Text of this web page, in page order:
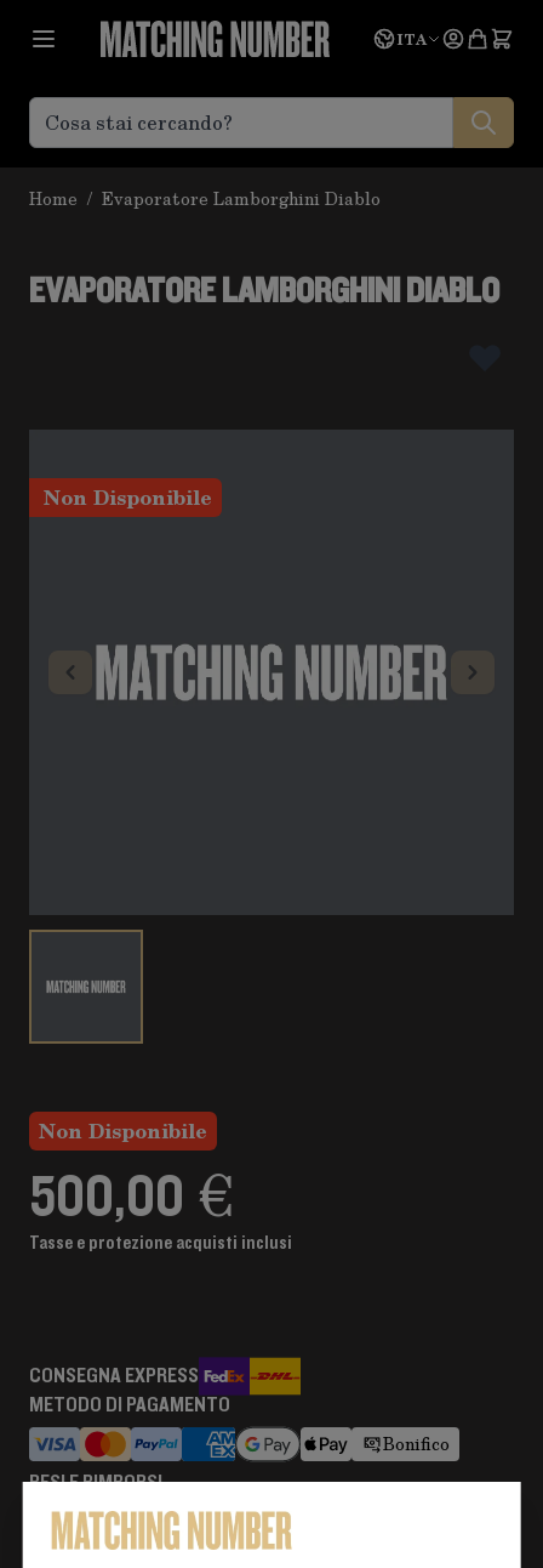
Lingua
ITA
Home / Evaporatore Lamborghini Diablo
EVAPORATORE LAMBORGHINI DIABLO
Non Disponibile
Non Disponibile
500,00 €
Tasse e protezione acquisti inclusi
CONSEGNA EXPRESS
METODO DI PAGAMENTO
Bonifico
RESI E RIMBORSI
Maggiori informazioni